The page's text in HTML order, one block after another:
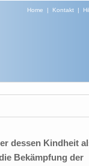
Home | Kontakt|
dessen Kindheit
Bekämpfung der